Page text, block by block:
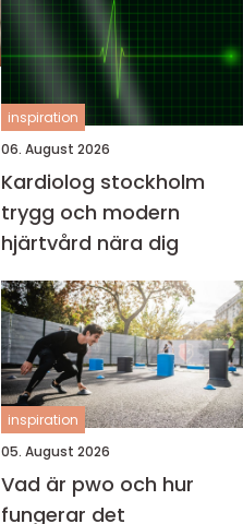
inspiration
06. August 2026
Kardiolog stockholm
trygg och modern
hjärtvård nära dig
inspiration
05. August 2026
Vad är pwo och hur
fungerar det